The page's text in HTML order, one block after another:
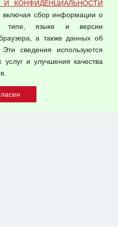
КОНФИДЕНЦИАЛЬНОСТИ
включая сбор информации о
типе, языке и версии
а также данных об
сведения используются
и улучшения качества